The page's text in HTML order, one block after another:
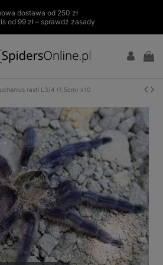
dostawa od 250 zł
od 99 zł – sprawdź zasady
rasti L3/4 (1,5cm) x10